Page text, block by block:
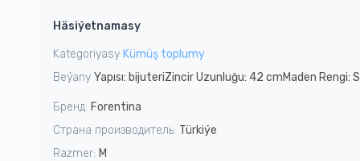
3
Häsiýetnamasy
Kategoriyasy Kümüş toplumy
Beýany Yapısı: bijuteriZincir Uzunluğu: 42 cmMaden Rengi:
Бренд: Forentina
Страна производитель: Türkiýe
Razmer: M